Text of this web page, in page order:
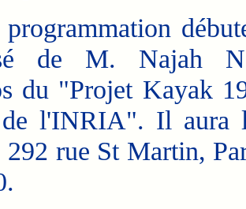
de M. Najah
du "Projet Kayak
l'INRIA". Il aura
292 rue St Martin,